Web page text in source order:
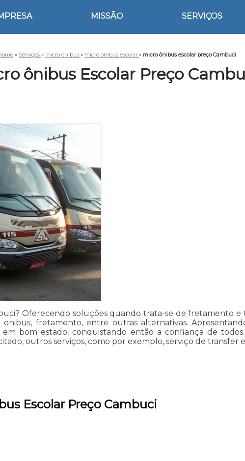
MISSÃO SERVIÇOS
» Serviços » micro ônibus » micro ônibus escolar » micro ônibus escolar preço Cambuci
ônibus Escolar Preço
Oferecendo soluções quando trata-se de fretamento e
fretamento, entre outras alternativas.
em bom estado, conquistando então a confiança de
outros serviços, como por exemplo, serviço de transfer
Escolar Preço Cambuci